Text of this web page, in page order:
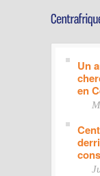
Un
en